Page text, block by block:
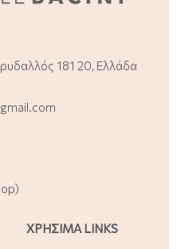
181 20, Ελλάδα
ΧΡΗΣΙΜΑ LINKS